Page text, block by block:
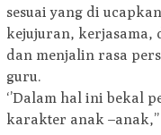
sesuai yang di
kejujuran, kerjasama,
dan menjalin rasa
guru.
‘’Dalam hal ini bekal
karakter anak